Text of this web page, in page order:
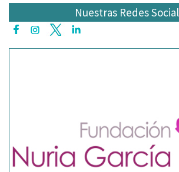
Nuestras Redes